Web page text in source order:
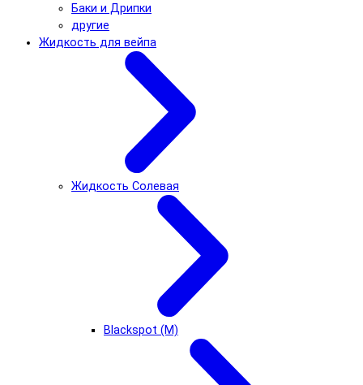
Баки и Дрипки
другие
Жидкость для вейпа
Жидкость Солевая
Blackspot (М)